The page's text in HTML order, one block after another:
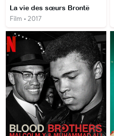
La vie des sœurs Brontë
Film • 2017